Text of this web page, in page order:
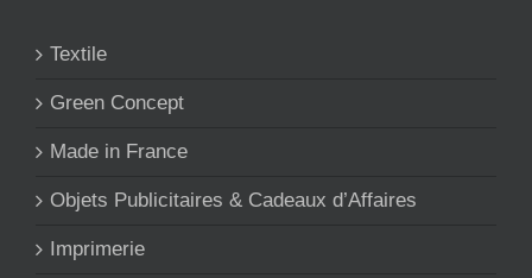
Textile
Green Concept
Made in France
Objets Publicitaires & Cadeaux d’Affaires
Imprimerie